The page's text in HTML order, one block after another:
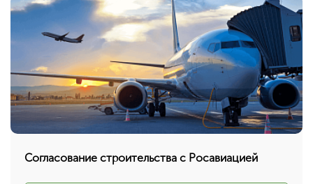
Согласование строительства с Росавиацией